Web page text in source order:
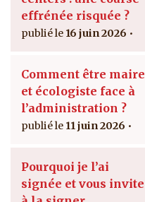
effrénée risquée ?
16 juin 2026
Comment être maire
et écologiste face à
l’administration ?
11 juin 2026
Pourquoi je l’ai
signée et vous invite